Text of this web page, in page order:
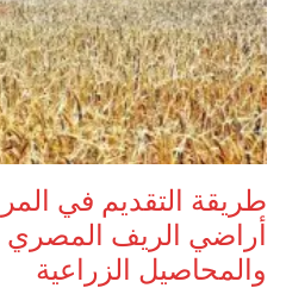
طريقة التقديم في
والمحاصيل الزراعية